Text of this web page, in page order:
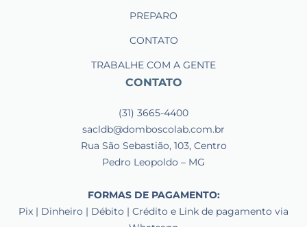
PREPARO
CONTATO
TRABALHE COM A GENTE
CONTATO
(31) 3665-4400
sacldb@domboscolab.com.br
Rua São Sebastião, 103, Centro
Pedro Leopoldo – MG
FORMAS DE PAGAMENTO:
Pix | Dinheiro | Débito | Crédito e Link de pagamento via